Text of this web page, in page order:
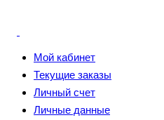
Мой кабинет
Текущие заказы
Личный счет
Личные данные